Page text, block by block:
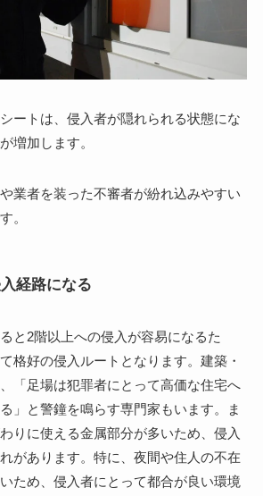
ートは、侵入者が隠れられる状態にな
増加します。
業者を装った不審者が紛れ込みやすい
。
経路になる
と2階以上への侵入が容易になるた
格好の侵入ルートとなります。建築・
「足場は犯罪者にとって高価な住宅へ
」と警鐘を鳴らす専門家もいます。ま
りに使える金属部分が多いため、侵入
があります。特に、夜間や住人の不在
ため、侵入者にとって都合が良い環境